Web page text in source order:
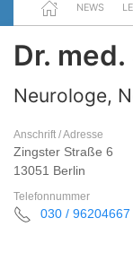
NEWS
Dr.
Neurologe,
Anschrift / Adresse
Zingster Straße 6
13051 Berlin
Telefonnummer
030 / 96204667